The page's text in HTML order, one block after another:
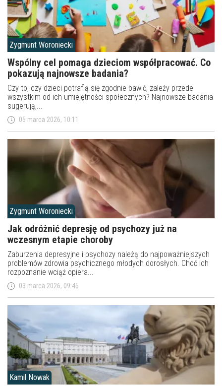
Zygmunt Woroniecki
Wspólny cel pomaga dzieciom współpracować. Co
pokazują najnowsze badania?
Czy to, czy dzieci potrafią się zgodnie bawić, zależy przede
wszystkim od ich umiejętności społecznych? Najnowsze badania
sugerują,...
05 marca 2026, 10:11
Zygmunt Woroniecki
Jak odróżnić depresję od psychozy już na
wczesnym etapie choroby
Zaburzenia depresyjne i psychozy należą do najpoważniejszych
problemów zdrowia psychicznego młodych dorosłych. Choć ich
rozpoznanie wciąż opiera...
03 marca 2026, 09:45
Kamil Nowak